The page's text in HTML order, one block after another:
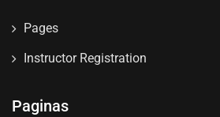
Pages
Instructor Registration
Paginas